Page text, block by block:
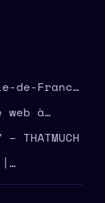
de-France
à